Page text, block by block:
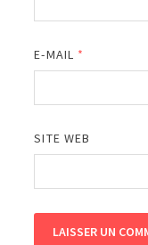
E-MAIL *
SITE WEB